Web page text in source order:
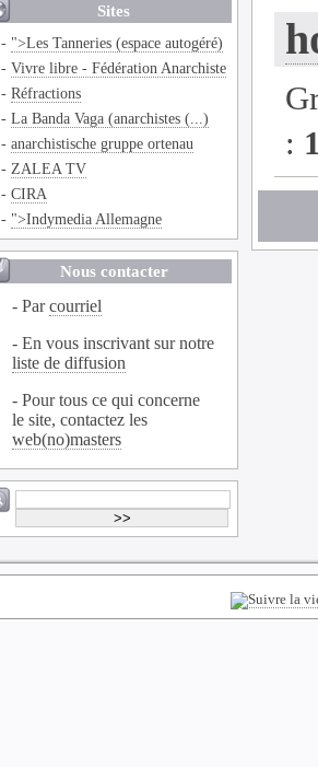
Sites
- ">Les Tanneries (espace autogéré)
-Vivre libre - Fédération Anarchiste
-Réfractions
-La Banda Vaga (anarchistes (...)
-anarchistische gruppe ortenau
- ZALEA TV
-CIRA
- ">Indymedia Allemagne
Nous contacter
- Parcourriel
- En vous inscrivant sur notre
liste de diffusion
- Pour tous ce qui concerne
le site, contactez les
web(no)masters
: